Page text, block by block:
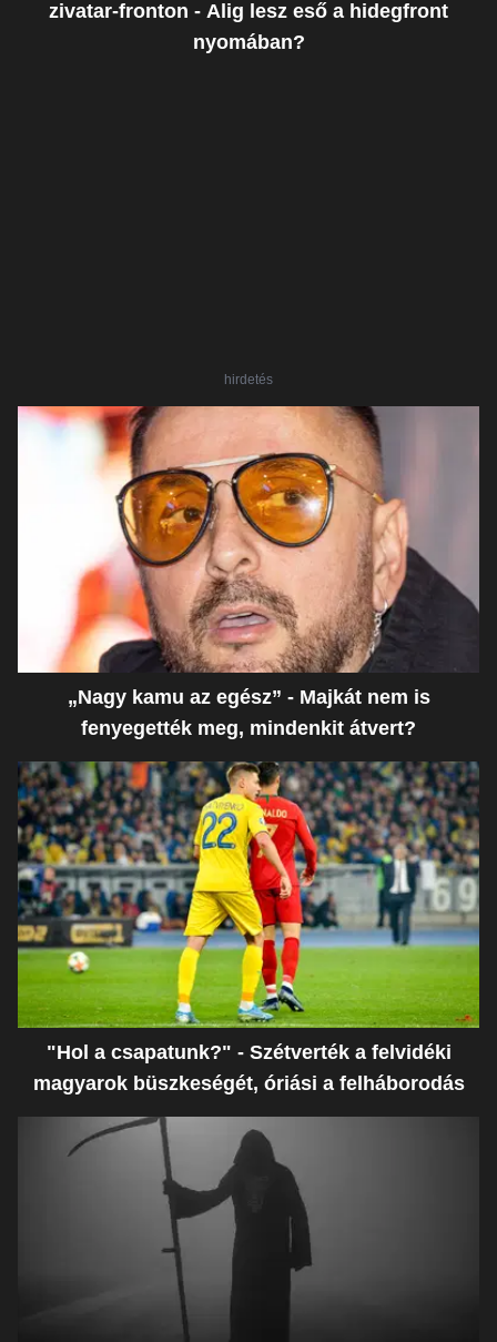
zivatar-fronton - Alig lesz eső a hidegfront
nyomában?
hirdetés
„Nagy kamu az egész” - Majkát nem is
fenyegették meg, mindenkit átvert?
"Hol a csapatunk?" - Szétverték a felvidéki
magyarok büszkeségét, óriási a felháborodás